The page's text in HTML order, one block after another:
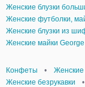
Женские блузки
Женские футболки,
Женские блузки из
Женские майки George
Конфеты •
Женские безрукавки
•